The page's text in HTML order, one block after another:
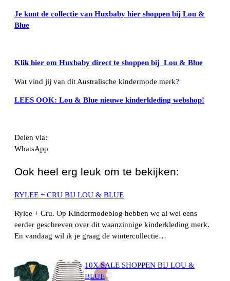
Je kunt de collectie van Huxbaby hier shoppen bij Lou &
Blue
Klik hier om Huxbaby direct te shoppen bij Lou & Blue
Wat vind jij van dit Australische kindermode merk?
LEES OOK: Lou & Blue nieuwe kinderkleding webshop!
Delen via:
WhatsApp
Ook heel erg leuk om te bekijken:
RYLEE + CRU BIJ LOU & BLUE
Rylee + Cru. Op Kindermodeblog hebben we al wel eens
eerder geschreven over dit waanzinnige kinderkleding merk.
En vandaag wil ik je graag de wintercollectie…
10X SALE SHOPPEN BIJ LOU &
BLUE